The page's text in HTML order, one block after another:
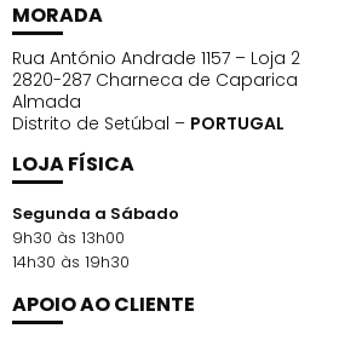
MORADA
Rua António Andrade 1157 – Loja 2
2820-287 Charneca de Caparica
Almada
Distrito de Setúbal – PORTUGAL
LOJA FÍSICA
Segunda a Sábado
9h30 às 13h00
14h30 às 19h30
APOIO AO CLIENTE